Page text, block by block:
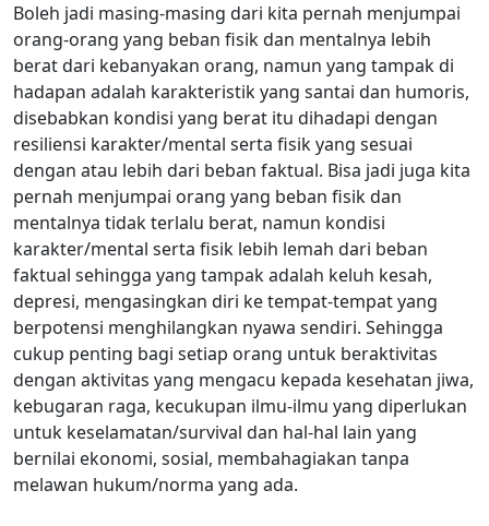
Boleh jadi masing-masing dari kita pernah menjumpai
orang-orang yang beban fisik dan mentalnya lebih
berat dari kebanyakan orang, namun yang tampak di
hadapan adalah karakteristik yang santai dan humoris,
disebabkan kondisi yang berat itu dihadapi dengan
resiliensi karakter/mental serta fisik yang sesuai
dengan atau lebih dari beban faktual. Bisa jadi juga kita
pernah menjumpai orang yang beban fisik dan
mentalnya tidak terlalu berat, namun kondisi
karakter/mental serta fisik lebih lemah dari beban
faktual sehingga yang tampak adalah keluh kesah,
depresi, mengasingkan diri ke tempat-tempat yang
berpotensi menghilangkan nyawa sendiri. Sehingga
cukup penting bagi setiap orang untuk beraktivitas
dengan aktivitas yang mengacu kepada kesehatan jiwa,
kebugaran raga, kecukupan ilmu-ilmu yang diperlukan
untuk keselamatan/survival dan hal-hal lain yang
bernilai ekonomi, sosial, membahagiakan tanpa
melawan hukum/norma yang ada.